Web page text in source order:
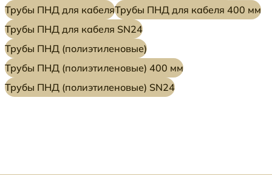
Трубы ПНД для кабеляТрубы ПНД для кабеля 400 мм
Трубы ПНД для кабеля SN24
Трубы ПНД (полиэтиленовые)
Трубы ПНД (полиэтиленовые) 400 мм
Трубы ПНД (полиэтиленовые) SN24